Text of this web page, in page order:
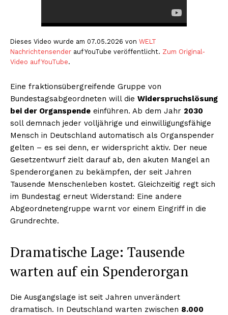
Dieses Video wurde am 07.05.2026 von WELT
Nachrichtensender auf YouTube veröffentlicht. Zum Original-
Video auf YouTube.
Eine fraktionsübergreifende Gruppe von
Bundestagsabgeordneten will die Widerspruchslösung
bei der Organspende einführen. Ab dem Jahr 2030
soll demnach jeder volljährige und einwilligungsfähige
Mensch in Deutschland automatisch als Organspender
gelten – es sei denn, er widerspricht aktiv. Der neue
Gesetzentwurf zielt darauf ab, den akuten Mangel an
Spenderorganen zu bekämpfen, der seit Jahren
Tausende Menschenleben kostet. Gleichzeitig regt sich
im Bundestag erneut Widerstand: Eine andere
Abgeordnetengruppe warnt vor einem Eingriff in die
Grundrechte.
Dramatische Lage: Tausende
warten auf ein Spenderorgan
Die Ausgangslage ist seit Jahren unverändert
dramatisch. In Deutschland warten zwischen 8.000